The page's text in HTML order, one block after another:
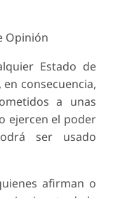
Opinión
Estado de
consecuencia,
a unas
ejercen el poder
ser usado
afirman o